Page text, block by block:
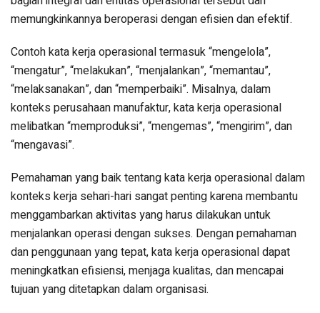
memungkinkannya beroperasi dengan efisien dan efektif.
Contoh kata kerja operasional termasuk “mengelola”,
“mengatur”, “melakukan”, “menjalankan”, “memantau”,
“melaksanakan”, dan “memperbaiki”. Misalnya, dalam
konteks perusahaan manufaktur, kata kerja operasional
melibatkan “memproduksi”, “mengemas”, “mengirim”, dan
“mengavasi”.
Pemahaman yang baik tentang kata kerja operasional dalam
konteks kerja sehari-hari sangat penting karena membantu
menggambarkan aktivitas yang harus dilakukan untuk
menjalankan operasi dengan sukses. Dengan pemahaman
dan penggunaan yang tepat, kata kerja operasional dapat
meningkatkan efisiensi, menjaga kualitas, dan mencapai
tujuan yang ditetapkan dalam organisasi.